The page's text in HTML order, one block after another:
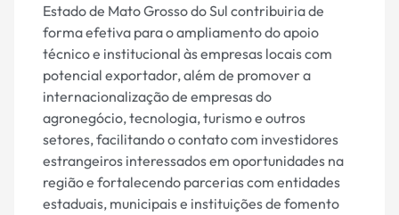
Estado de Mato Grosso do Sul contribuiria de
forma efetiva para o ampliamento do apoio
técnico e institucional às empresas locais com
potencial exportador, além de promover a
internacionalização de empresas do
agronegócio, tecnologia, turismo e outros
setores, facilitando o contato com investidores
estrangeiros interessados em oportunidades na
região e fortalecendo parcerias com entidades
estaduais, municipais e instituições de fomento